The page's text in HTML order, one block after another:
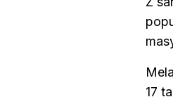
17